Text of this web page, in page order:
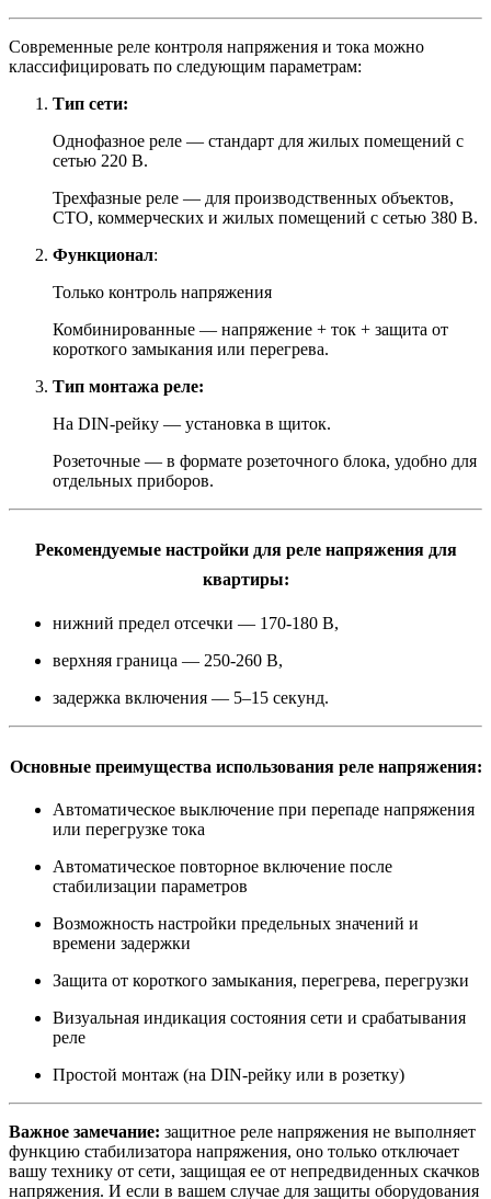
Современные реле контроля напряжения и тока можно
классифицировать по следующим параметрам:
Тип сети:
Однофазное реле — стандарт для жилых помещений с
сетью 220 В.
Трехфазные реле — для производственных объектов,
СТО, коммерческих и жилых помещений с сетью 380 В.
Функционал:
Только контроль напряжения
Комбинированные — напряжение + ток + защита от
короткого замыкания или перегрева.
Тип монтажа реле:
На DIN-рейку — установка в щиток.
Розеточные — в формате розеточного блока, удобно для
отдельных приборов.
Рекомендуемые настройки для реле напряжения для
квартиры:
нижний предел отсечки — 170-180 В,
верхняя граница — 250-260 В,
задержка включения — 5–15 секунд.
Основные преимущества использования реле напряжения:
Автоматическое выключение при перепаде напряжения
или перегрузке тока
Автоматическое повторное включение после
стабилизации параметров
Возможность настройки предельных значений и
времени задержки
Защита от короткого замыкания, перегрева, перегрузки
Визуальная индикация состояния сети и срабатывания
реле
Простой монтаж (на DIN-рейку или в розетку)
Важное замечание: защитное реле напряжения не выполняет
функцию стабилизатора напряжения, оно только отключает
вашу технику от сети, защищая ее от непредвиденных скачков
напряжения. И если в вашем случае для защиты оборудования